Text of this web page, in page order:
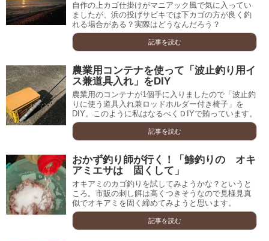
自作の上カゴ仕掛けがマニアック風で気に入ってい
ましたが、浜の投げサビキでは下カゴの方が良く釣
れる場合がある？実際はどうなんだろう？
記事を読む
農業用コンテナを使って「波止釣り用イ
ス兼道具入れ」をDIY
農業用のコンテナが1個手に入りましたので「波止釣
りに使う道具入れ兼ロッドホルダー付き椅子」を
DIY。このように私はなるべくＤIYで賄っています。
記事を読む
おかず釣り師が行く！「鯵釣りの オキ
アミエサは 固くして」
オキアミのカゴ釣りを試してみようかな？というと
ころ。市販の刺し餌は高くつきそうなので見様見真
似でオキアミを固く締めてみようと思います。
記事を読む